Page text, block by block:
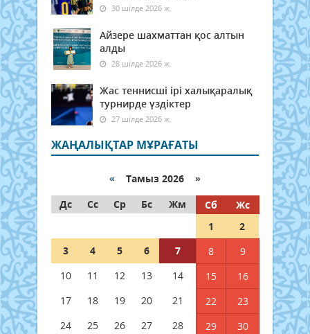
30 шілде 2026 ж.
Айзере шахматтан қос алтын
алды
28 шілде 2026 ж.
Жас теннисші ірі халықаралық
турнирде үздіктер
27 шілде 2026 ж.
ЖАҢАЛЫҚТАР МҰРАҒАТЫ
« Тамыз 2026 »
Дс
Сс Ср Бс Жм Сб
Жс
1
2
3
4 5 6 7 8
9
10
11 12 13 14 15
16
17
18 19 20 21 22
23
24
25 26 27 28 29 30